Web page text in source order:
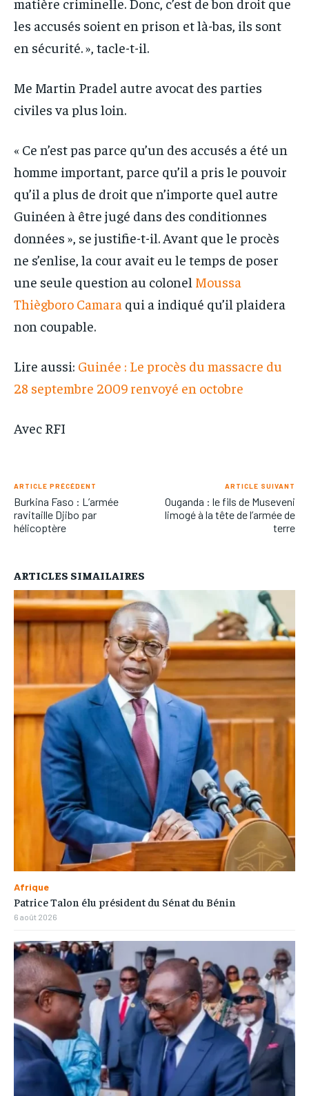
les accusés soient en prison et là-bas, ils sont
en sécurité. », tacle-t-il.
Me Martin Pradel autre avocat des parties
civiles va plus loin.
« Ce n’est pas parce qu’un des accusés a été un
homme important, parce qu’il a pris le pouvoir
qu’il a plus de droit que n’importe quel autre
Guinéen à être jugé dans des conditionnes
données », se justifie-t-il. Avant que le procès
ne s’enlise, la cour avait eu le temps de poser
une seule question au colonel Moussa
Thiègboro Camara qui a indiqué qu’il plaidera
non coupable.
Lire aussi: Guinée : Le procès du massacre du
28 septembre 2009 renvoyé en octobre
Avec RFI
ARTICLE PRÉCÉDENT
Burkina Faso : L’armée
ravitaille Djibo par
hélicoptère
ARTICLE SUIVANT
Ouganda : le fils de Museveni
limogé à la tête de l’armée de
terre
ARTICLES SIMAILAIRES
Afrique
Patrice Talon élu président du Sénat du Bénin
6 août 2026